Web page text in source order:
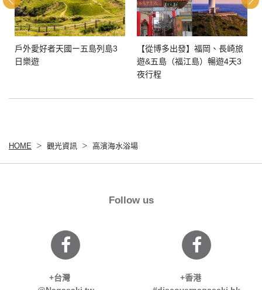
戶外愛好者天國ー五島列島3
日樂遊
【從博多出發】福岡、長崎旅
遊&五島（福江島）暢遊4天3
夜行程
HOME 觀光資訊 高濱海水浴場
Follow us
+台灣
+香港